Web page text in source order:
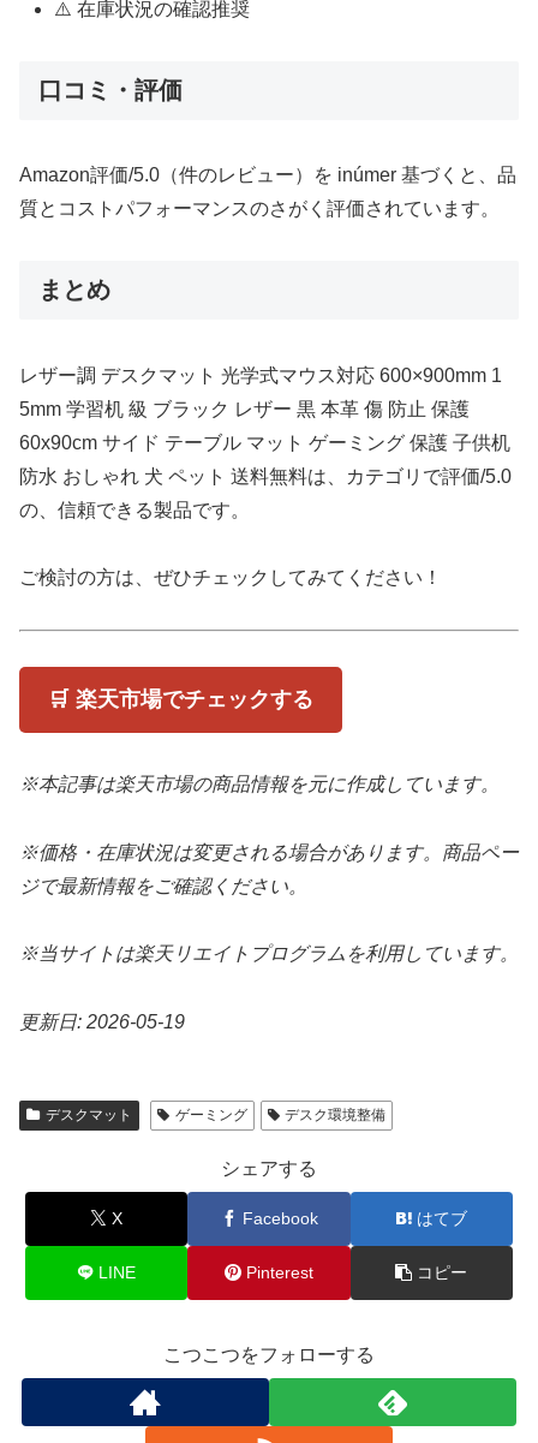
⚠️ 在庫状況の確認推奨
口コミ・評価
Amazon評価/5.0（件のレビュー）を inúmer 基づくと、品
質とコストパフォーマンスのさがく評価されています。
まとめ
レザー調 デスクマット 光学式マウス対応 600×900mm 1
5mm 学習机 級 ブラック レザー 黒 本革 傷 防止 保護
60x90cm サイド テーブル マット ゲーミング 保護 子供机
防水 おしゃれ 犬 ペット 送料無料は、カテゴリで評価/5.0
の、信頼できる製品です。
ご検討の方は、ぜひチェックしてみてください！
🛒 楽天市場でチェックする
※本記事は楽天市場の商品情報を元に作成しています。
※価格・在庫状況は変更される場合があります。商品ペー
ジで最新情報をご確認ください。
※当サイトは楽天リエイトプログラムを利用しています。
更新日: 2026-05-19
デスクマット ゲーミング デスク環境整備
シェアする
X Facebook はてブ
LINE Pinterest コピー
こつこつをフォローする